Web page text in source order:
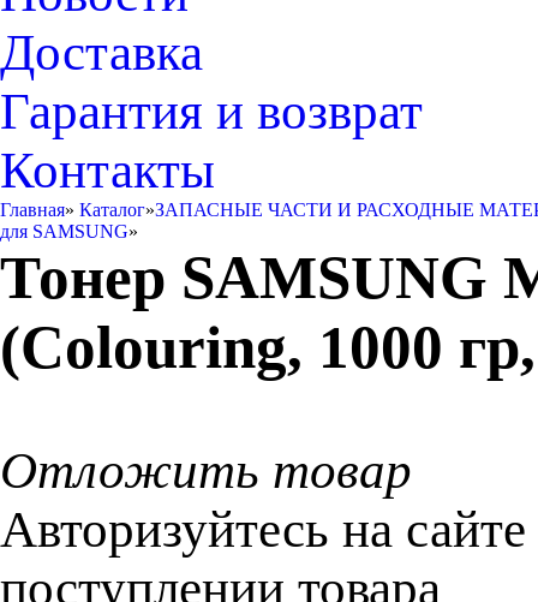
Доставка
Гарантия и возврат
Контакты
Главная» Каталог»ЗАПАСНЫЕ ЧАСТИ И РАСХОДНЫЕ
для SAMSUNG»
Тонер SAMSUNG
(Colouring, 1000
Отложить товар
Авторизуйтесь на
поступлении товара